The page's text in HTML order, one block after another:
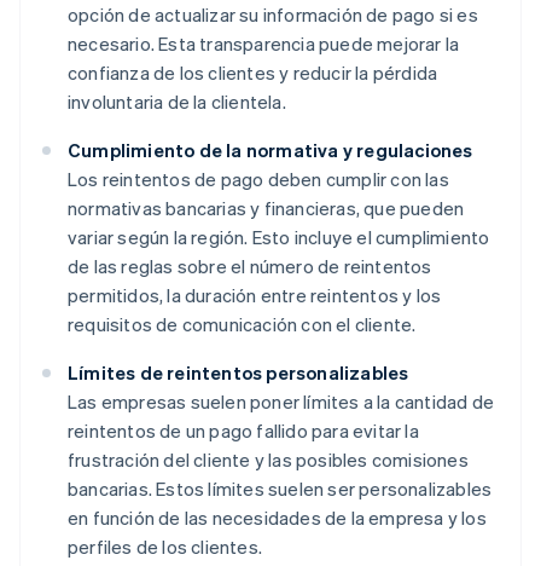
opción de actualizar su información de pago si es
necesario. Esta transparencia puede mejorar la
confianza de los clientes y reducir la pérdida
involuntaria de la clientela.
Cumplimiento de la normativa y regulaciones
Los reintentos de pago deben cumplir con las
normativas bancarias y financieras, que pueden
variar según la región. Esto incluye el cumplimiento
de las reglas sobre el número de reintentos
permitidos, la duración entre reintentos y los
requisitos de comunicación con el cliente.
Límites de reintentos personalizables
Las empresas suelen poner límites a la cantidad de
reintentos de un pago fallido para evitar la
frustración del cliente y las posibles comisiones
bancarias. Estos límites suelen ser personalizables
en función de las necesidades de la empresa y los
perfiles de los clientes.